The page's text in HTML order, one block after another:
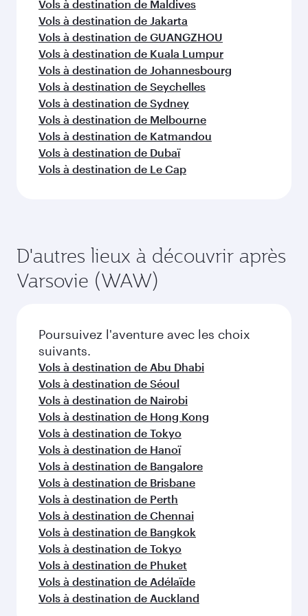
Vols à destination de Maldives
Vols à destination de Jakarta
Vols à destination de GUANGZHOU
Vols à destination de Kuala Lumpur
Vols à destination de Johannesbourg
Vols à destination de Seychelles
Vols à destination de Sydney
Vols à destination de Melbourne
Vols à destination de Katmandou
Vols à destination de Dubaï
Vols à destination de Le Cap
D'autres lieux à découvrir après
Varsovie (WAW)
Poursuivez l'aventure avec les choix
suivants.
Vols à destination de Abu Dhabi
Vols à destination de Séoul
Vols à destination de Nairobi
Vols à destination de Hong Kong
Vols à destination de Tokyo
Vols à destination de Hanoï
Vols à destination de Bangalore
Vols à destination de Brisbane
Vols à destination de Perth
Vols à destination de Chennai
Vols à destination de Bangkok
Vols à destination de Tokyo
Vols à destination de Phuket
Vols à destination de Adélaïde
Vols à destination de Auckland